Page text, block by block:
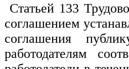
Статьей 133
соглашением
соглашения
работодателям